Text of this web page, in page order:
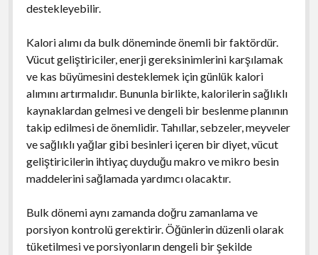
destekleyebilir.
Kalori alımı da bulk döneminde önemli bir faktördür.
Vücut geliştiriciler, enerji gereksinimlerini karşılamak
ve kas büyümesini desteklemek için günlük kalori
alımını artırmalıdır. Bununla birlikte, kalorilerin sağlıklı
kaynaklardan gelmesi ve dengeli bir beslenme planının
takip edilmesi de önemlidir. Tahıllar, sebzeler, meyveler
ve sağlıklı yağlar gibi besinleri içeren bir diyet, vücut
geliştiricilerin ihtiyaç duyduğu makro ve mikro besin
maddelerini sağlamada yardımcı olacaktır.
Bulk dönemi aynı zamanda doğru zamanlama ve
porsiyon kontrolü gerektirir. Öğünlerin düzenli olarak
tüketilmesi ve porsiyonların dengeli bir şekilde